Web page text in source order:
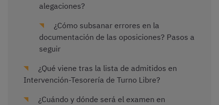
alegaciones?
¿Cómo subsanar errores en la
documentación de las oposiciones? Pasos a
seguir
¿Qué viene tras la lista de admitidos en
Intervención-Tesorería de Turno Libre?
¿Cuándo y dónde será el examen en